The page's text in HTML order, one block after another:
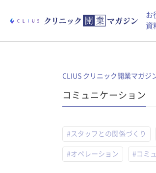
お
資
CLIUS クリニック開業マガジ
コミュニケーション
#スタッフとの関係づくり
#オペレーション #コミ